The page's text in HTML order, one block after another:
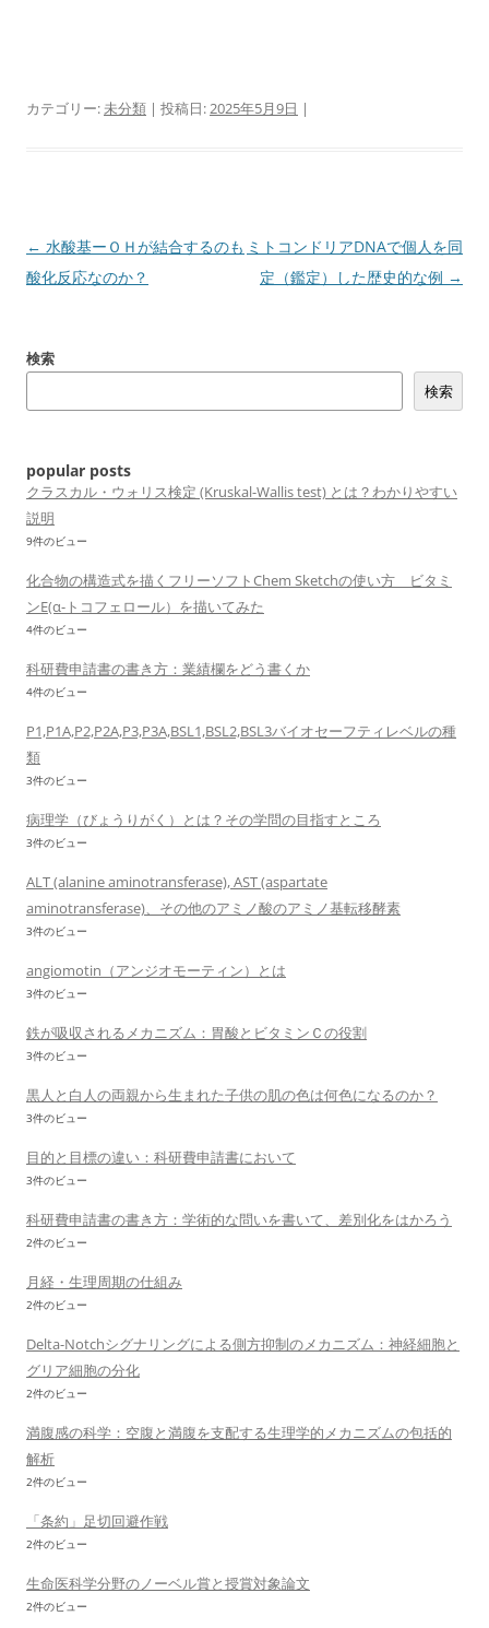
カテゴリー:未分類 | 投稿日:2025年5月9日 |
投
稿
ゲ
ン
← 水酸基ーＯＨが結合するのも
酸化反応なのか？
ミトコンドリアDNAで個人を同
定（鑑定）した歴史的な例 →
検索
検索
popular posts
クラスカル・ウォリス検定 (Kruskal-Wallis test) とは？わかりやすい
説明
9件のビュー
化合物の構造式を描くフリーソフトChem Sketchの使い方 ビタミ
ンE(α-トコフェロール）を描いてみた
4件のビュー
科研費申請書の書き方：業績欄をどう書くか
4件のビュー
P1,P1A,P2,P2A,P3,P3A,BSL1,BSL2,BSL3バイオセーフティレベルの種
類
3件のビュー
病理学（びょうりがく）とは？その学問の目指すところ
3件のビュー
ALT (alanine aminotransferase), AST (aspartate
aminotransferase)、その他のアミノ酸のアミノ基転移酵素
3件のビュー
angiomotin（アンジオモーティン）とは
3件のビュー
鉄が吸収されるメカニズム：胃酸とビタミンＣの役割
3件のビュー
黒人と白人の両親から生まれた子供の肌の色は何色になるのか？
3件のビュー
目的と目標の違い：科研費申請書において
3件のビュー
科研費申請書の書き方：学術的な問いを書いて、差別化をはかろう
2件のビュー
月経・生理周期の仕組み
2件のビュー
Delta-Notchシグナリングによる側方抑制のメカニズム：神経細胞と
グリア細胞の分化
2件のビュー
満腹感の科学：空腹と満腹を支配する生理学的メカニズムの包括的
解析
2件のビュー
「条約」足切回避作戦
2件のビュー
生命医科学分野のノーベル賞と授賞対象論文
2件のビュー